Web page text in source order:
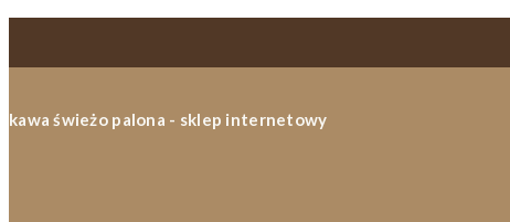
kawa świeżo palona - sklep internetowy